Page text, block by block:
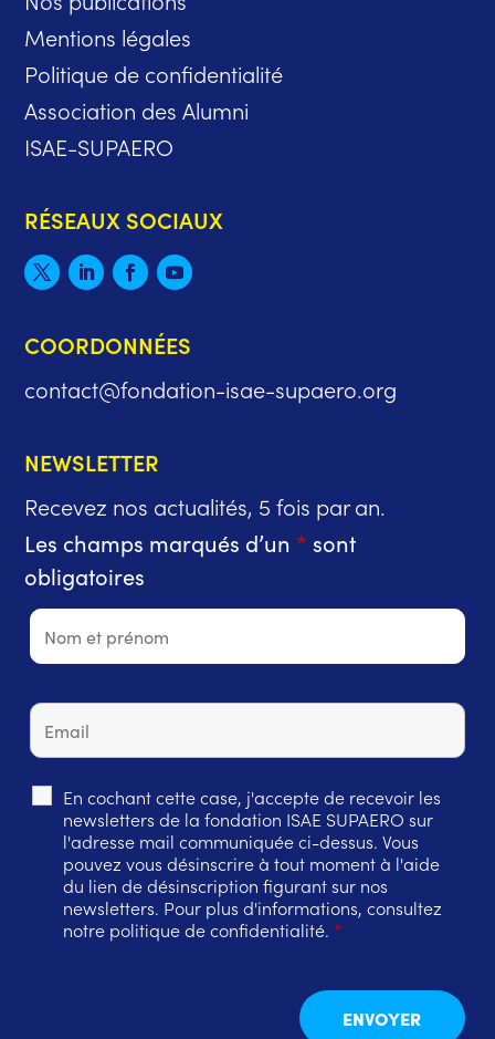
Mentions légales
Politique de confidentialité
Association des Alumni
ISAE-SUPAERO
RÉSEAUX SOCIAUX
COORDONNÉES
contact@fondation-isae-supaero.org
NEWSLETTER
Recevez nos actualités, 5 fois par an.
Les champs marqués d’un * sont
obligatoires
En cochant cette case, j'accepte de recevoir les
newsletters de la fondation ISAE SUPAERO sur
l'adresse mail communiquée ci-dessus. Vous
pouvez vous désinscrire à tout moment à l'aide
du lien de désinscription figurant sur nos
newsletters. Pour plus d'informations, consultez
notre politique de confidentialité. *